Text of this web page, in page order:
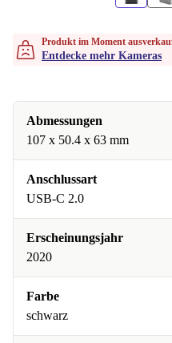
Produkt im Moment
Entdecke mehr Kameras
Abmessungen
107 x 50.4 x 63 mm
Anschlussart
USB-C 2.0
Erscheinungsjahr
2020
Farbe
schwarz